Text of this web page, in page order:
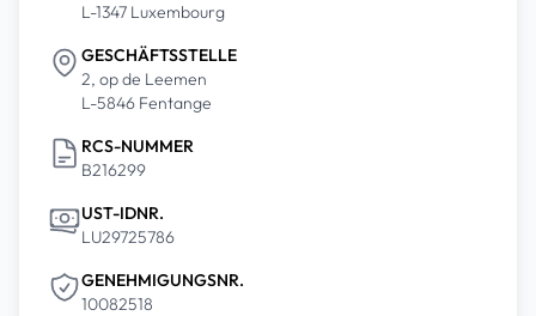
L-1347 Luxembourg
GESCHÄFTSSTELLE
2, op de Leemen
L-5846 Fentange
RCS-NUMMER
B216299
UST-IDNR.
LU29725786
GENEHMIGUNGSNR.
10082518